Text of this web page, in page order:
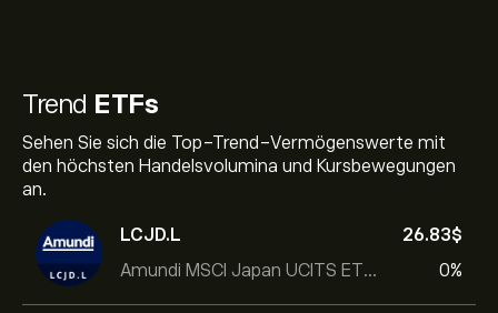
Trend ETFs
Sehen Sie sich die Top-Trend-Vermögenswerte mit
den höchsten Handelsvolumina und Kursbewegungen
an.
LCJD.L
Amundi MSCI Japan UCITS ETF Acc
26.83‎$‎
0%